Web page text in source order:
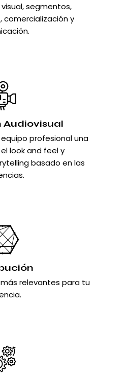
segmentos,
y
Audiovisual
profesional una
look and feel y
basado en las
relevantes para tu